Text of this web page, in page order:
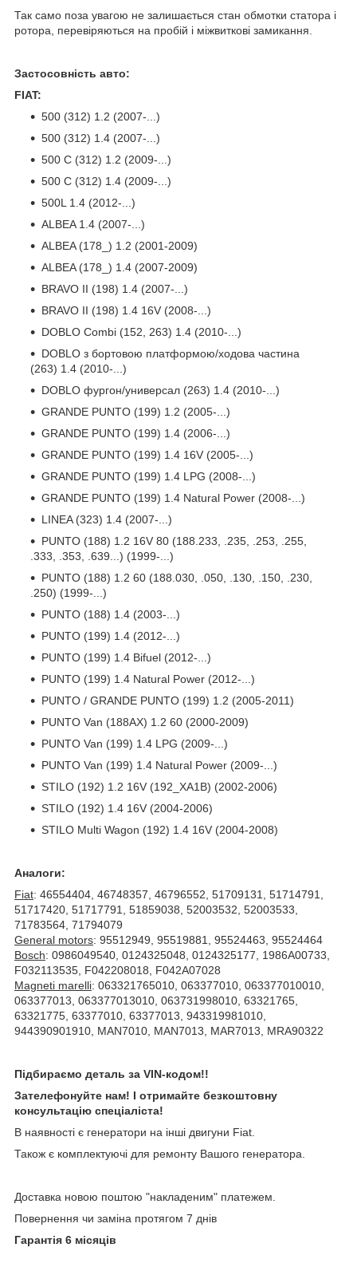
Так само поза увагою не залишається стан обмотки статора і
ротора, перевіряються на пробій і міжвиткові замикання.
Застосовність авто:
FIAT:
500 (312) 1.2 (2007-...)
500 (312) 1.4 (2007-...)
500 C (312) 1.2 (2009-...)
500 C (312) 1.4 (2009-...)
500L 1.4 (2012-...)
ALBEA 1.4 (2007-...)
ALBEA (178_) 1.2 (2001-2009)
ALBEA (178_) 1.4 (2007-2009)
BRAVO II (198) 1.4 (2007-...)
BRAVO II (198) 1.4 16V (2008-...)
DOBLO Combi (152, 263) 1.4 (2010-...)
DOBLO з бортовою платформою/ходова частина
(263) 1.4 (2010-...)
DOBLO фургон/универсал (263) 1.4 (2010-...)
GRANDE PUNTO (199) 1.2 (2005-...)
GRANDE PUNTO (199) 1.4 (2006-...)
GRANDE PUNTO (199) 1.4 16V (2005-...)
GRANDE PUNTO (199) 1.4 LPG (2008-...)
GRANDE PUNTO (199) 1.4 Natural Power (2008-...)
LINEA (323) 1.4 (2007-...)
PUNTO (188) 1.2 16V 80 (188.233, .235, .253, .255,
.333, .353, .639...) (1999-...)
PUNTO (188) 1.2 60 (188.030, .050, .130, .150, .230,
.250) (1999-...)
PUNTO (188) 1.4 (2003-...)
PUNTO (199) 1.4 (2012-...)
PUNTO (199) 1.4 Bifuel (2012-...)
PUNTO (199) 1.4 Natural Power (2012-...)
PUNTO / GRANDE PUNTO (199) 1.2 (2005-2011)
PUNTO Van (188AX) 1.2 60 (2000-2009)
PUNTO Van (199) 1.4 LPG (2009-...)
PUNTO Van (199) 1.4 Natural Power (2009-...)
STILO (192) 1.2 16V (192_XA1B) (2002-2006)
STILO (192) 1.4 16V (2004-2006)
STILO Multi Wagon (192) 1.4 16V (2004-2008)
Аналоги:
Fiat: 46554404, 46748357, 46796552, 51709131, 51714791,
51717420, 51717791, 51859038, 52003532, 52003533,
71783564, 71794079
General motors: 95512949, 95519881, 95524463, 95524464
Bosch: 0986049540, 0124325048, 0124325177, 1986A00733,
F032113535, F042208018, F042A07028
Magneti marelli: 063321765010, 063377010, 063377010010,
063377013, 063377013010, 063731998010, 63321765,
63321775, 63377010, 63377013, 943319981010,
944390901910, MAN7010, MAN7013, MAR7013, MRA90322
Підбираємо деталь за VIN-кодом!!
Зателефонуйте нам! І отримайте безкоштовну
консультацію спеціаліста!
В наявності є генератори на інші двигуни Fiat.
Також є комплектуючі для ремонту Вашого генератора.
Доставка новою поштою "накладеним" платежем.
Повернення чи заміна протягом 7 днів
Гарантія 6 місяців